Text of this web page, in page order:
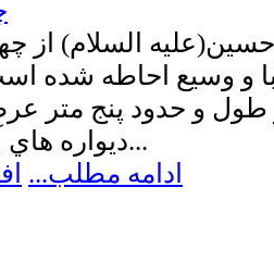
السلام) از
و وسيع احاطه شده
و حدود پنج متر
ديواره هاي آن نيز به دوازده...
ادامه مطلب...